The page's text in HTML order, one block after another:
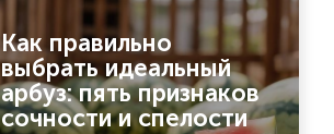
Как правильно
выбрать идеальный
арбуз: пять признаков
сочности и спелости